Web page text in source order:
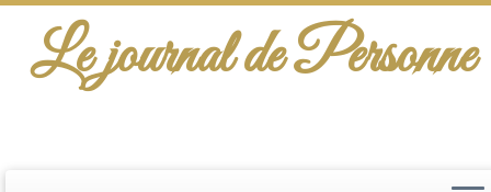
Le journal de Personne